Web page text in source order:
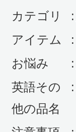
カテゴリ
:
アイテム
:
お悩み
:
英語その
他の品名
: